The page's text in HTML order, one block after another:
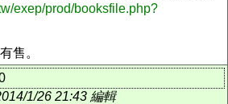
exep/prod/booksfile.php?
售。
1/26 21:43 編輯